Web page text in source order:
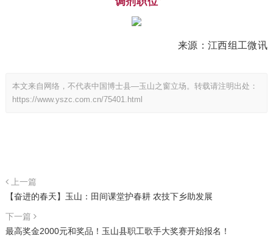
来源：江西组工微讯
本文来自网络，不代表中国博士县—玉山之窗立场。转载请注明出处：
https://www.yszc.com.cn/75401.html
上一篇
【奋进的春天】玉山：田间课堂护春耕 农技下乡助发展
下一篇
最高奖金2000元和奖品！玉山县职工歌手大奖赛开始报名！